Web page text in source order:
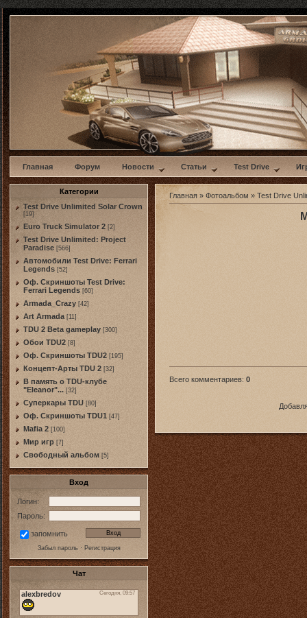
w
Главная Форум Новости Статьи Test Drive
Категории
Test Drive Unlimited Solar Crown
[19]
Euro Truck Simulator 2 [2]
Test Drive Unlimited: Project
Paradise [566]
Автомобили Test Drive: Ferrari
Legends [52]
Оф. Скриншоты Test Drive:
Ferrari Legends [60]
Armada_Crazy [42]
Art Armada [11]
TDU 2 Beta gameplay [300]
Обои TDU2 [8]
Оф. Скриншоты TDU2 [195]
Концепт-Арты TDU 2 [32]
В память о TDU-клубе
"Eleanor"... [32]
Суперкары TDU [80]
Оф. Скриншоты TDU1 [47]
Mafia 2 [100]
Мир игр [7]
Свободный альбом [5]
Вход
Логин:
Пароль:
запомнить
Забыл пароль· Регистрация
Чат
Главная » Фотоальбом » Test Drive
Всего комментариев: 0